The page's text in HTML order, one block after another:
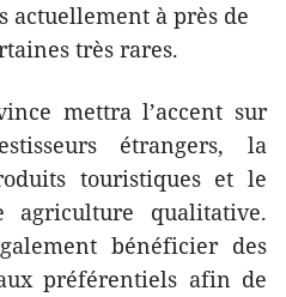
actuellement à près de
très rares.
mettra l’accent sur
étrangers, la
touristiques et le
agriculture qualitative.
bénéficier des
préférentiels afin de